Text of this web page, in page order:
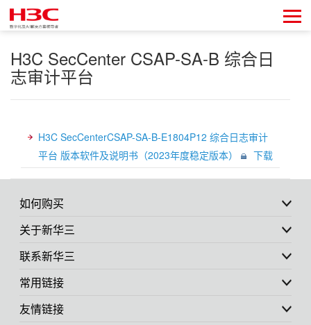
H3C SecCenter CSAP-SA-B 综合日
志审计平台
H3C SecCenterCSAP-SA-B-E1804P12 综合日志审计
平台 版本软件及说明书（2023年度稳定版本）
下载
如何购买
关于新华三
联系新华三
常用链接
友情链接